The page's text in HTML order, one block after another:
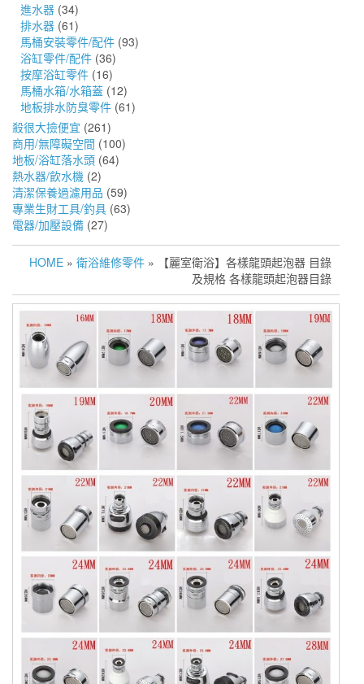
進水器 (34)
排水器 (61)
馬桶安裝零件/配件 (93)
浴缸零件/配件 (36)
按摩浴缸零件 (16)
馬桶水箱/水箱蓋 (12)
地板排水防臭零件 (61)
殺很大撿便宜 (261)
商用/無障礙空間 (100)
地板/浴缸落水頭 (64)
熱水器/飲水機 (2)
清潔保養過濾用品 (59)
專業生財工具/釣具 (63)
電器/加壓設備 (27)
HOME » 衛浴維修零件 » 【麗室衛浴】各樣龍頭起泡器 目錄
及規格 各樣龍頭起泡器目錄